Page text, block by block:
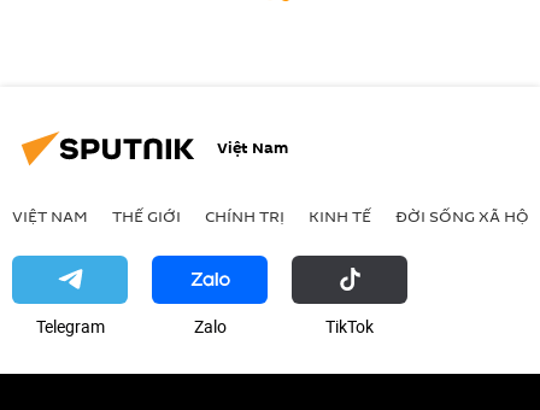
Việt Nam
VIỆT NAM THẾ GIỚI CHÍNH TRỊ KINH TẾ ĐỜI SỐNG XÃ HỘI
Telegram Zalo ТikТоk